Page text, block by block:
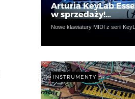
Arturia KeyLab
w sprzedaży!…
Nowe klawiatury MIDI z serii
INSTRUMENTY